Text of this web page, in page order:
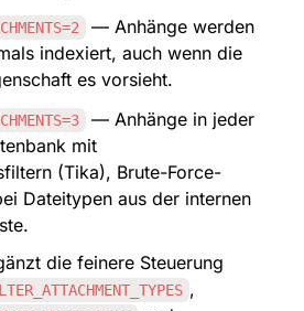
— Anhänge werden
indexiert, auch wenn die
es vorsieht.
— Anhänge in jeder
mit
(Tika), Brute-Force-
Dateitypen aus der internen
die feinere Steuerung